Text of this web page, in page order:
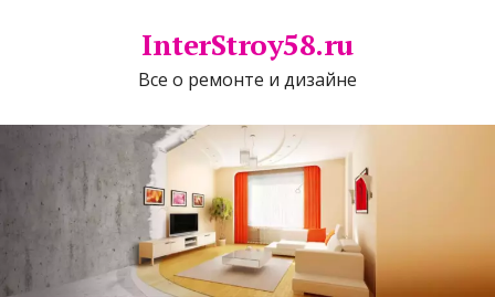
InterStroy58.ru
Все о ремонте и дизайне